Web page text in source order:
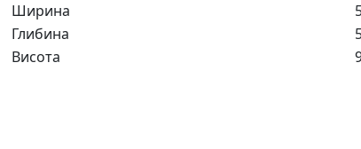
Ширина
Глибина
Висота